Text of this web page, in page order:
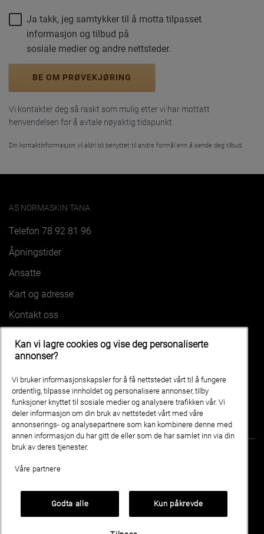
Ja takk, jeg samtykker til å motta tilpasset
informasjon og tilbud på
sosiale medier og andre nettsteder.
BE OM PRØVEKJØRING
Vi kontakter deg så raskt som mulig etter vi har mottatt
henvendelsen for å avtale nøyaktig tidspunkt.
Din kontaktinformasjon vil aldri bli benyttet til andre formål enn å sende deg tilbud.
AS NORMASKIN TANA
Telefon 78 92 81 96
Åpningstider
Ansatte
Kart og adresse
Kontakt oss
VÅRE BILER
HONGQI EHS7
HONGQI E-HS9
Grenvegen 2 9845 TANA
Personvern og cookies HONGQInorge.no
Kan vi lagre cookies og vise deg personaliserte
annonser?
Vi bruker informasjonskapsler for å få nettstedet vårt til å fungere
ordentlig, tilpasse innholdet og personalisere annonser, tilby
funksjoner knyttet til sosiale medier og analysere trafikken vår. Vi
deler informasjon om din bruk av nettstedet vårt med våre
annonserings- og analysepartnere som kan kombinere denne med
annen informasjon du har gitt de eller som de har samlet inn via din
bruk av deres tjenester.
Våre partnere
Godta alle Kun påkrevde